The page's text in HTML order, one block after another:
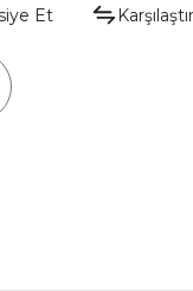
Et Karşılaştır